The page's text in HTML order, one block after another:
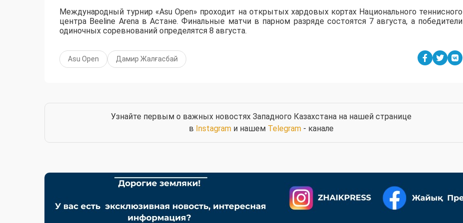
Международный турнир «Asu Open» проходит на открытых хардовых кортах Национального теннисного
центра Beeline Arena в Астане. Финальные матчи в парном разряде состоятся 7 августа, а победители
одиночных соревнований определятся 8 августа.
Asu Open Дамир Жалғасбай
Узнайте первым о важных новостях Западного Казахстана на нашей странице
в Instagramи нашем Telegram- канале